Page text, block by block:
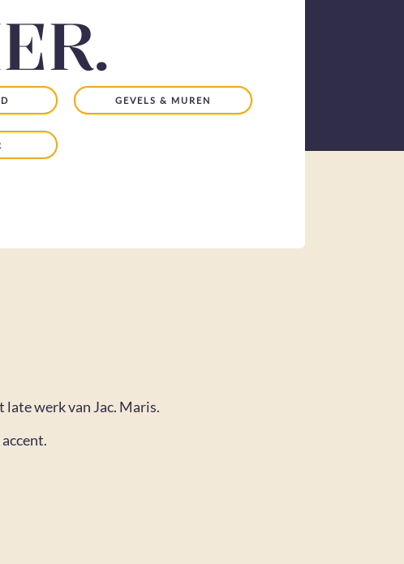
GEVELS & MUREN
werk van Jac. Maris.